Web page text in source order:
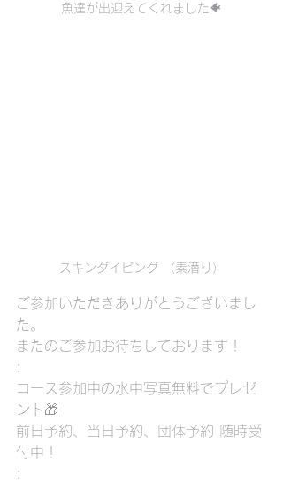
魚達が出迎えてくれました🐠
スキンダイビング （素潜り）
ご参加いただきありがとうございまし
た。
またのご参加お待ちしております！
:
コース参加中の水中写真無料でプレゼ
ント🎁
前日予約、当日予約、団体予約 随時受
付中！
: